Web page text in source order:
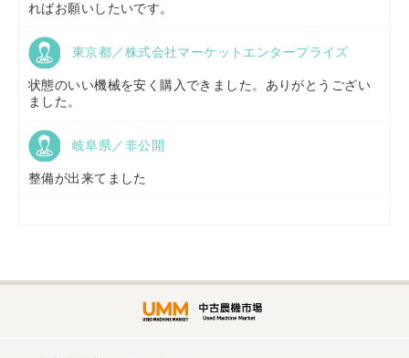
福島県／(有)草野商事
山形県／株式会社ノーキステージ
株式会社トミタモータース
ればお願いしたいです。
東京都／株式会社マーケットエンタープライズ
状態のいい機械を安く購入できました。ありがとうござい
ました。
岐阜県／非公開
整備が出来てました